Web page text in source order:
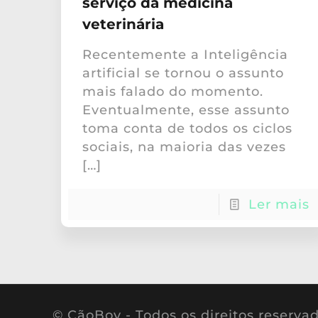
veterinária
Recentemente a Inteligência
artificial se tornou o assunto
mais falado do momento.
Eventualmente, esse assunto
toma conta de todos os ciclos
sociais, na maioria das vezes
[…]
Ler mais